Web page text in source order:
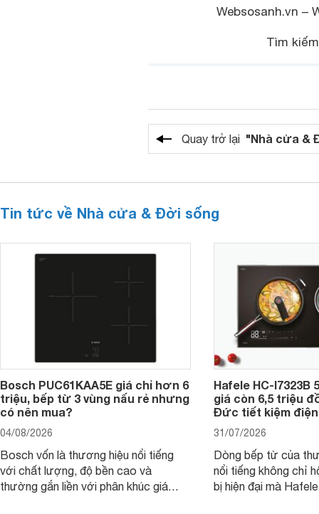
Websosanh.vn –
Tìm
Quay trở lại "Nhà cửa &
Tin tức về Nhà cửa & Đời sống
Bosch PUC61KAA5E giá chỉ hơn 6
triệu, bếp từ 3 vùng nấu rẻ nhưng
có nên mua?
04/08/2026
Bosch vốn là thương hiệu nổi tiếng
với chất lượng, độ bền cao và
thường gắn liền với phân khúc giá
Hafele HC-I7323B
giá còn 6,5 triệu
Đức tiết kiệm
31/07/2026
Dòng bếp từ của
nổi tiếng không chỉ
bị hiện đại mà